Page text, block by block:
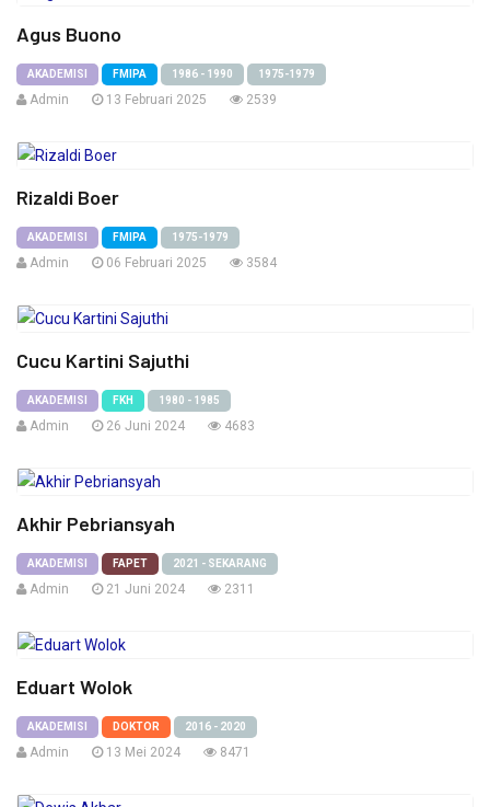
Agus Buono
AKADEMISI FMIPA 1986 - 1990 1975-1979
Admin 13 Februari 2025 2539
Rizaldi Boer
AKADEMISI FMIPA 1975-1979
Admin 06 Februari 2025 3584
Cucu Kartini Sajuthi
AKADEMISI FKH 1980 - 1985
Admin 26 Juni 2024 4683
Akhir Pebriansyah
AKADEMISI FAPET 2021 - SEKARANG
Admin 21 Juni 2024 2311
Eduart Wolok
AKADEMISI DOKTOR 2016 - 2020
Admin 13 Mei 2024 8471